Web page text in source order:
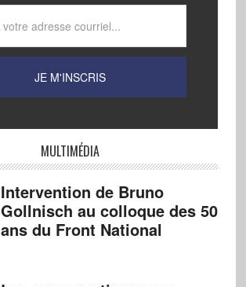
MULTIMÉDIA
Intervention de Bruno
Gollnisch au colloque des 50
ans du Front National